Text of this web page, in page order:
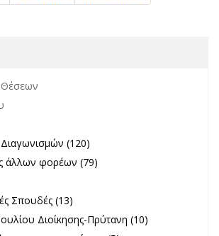
Θέσεων filter
Θέσεων
Τύπου filter
Διαγωνισμών filter
(120)
άλλων φορέων filter
άλλων φορέων (79)
Σπουδές filter
Σπουδές (13)
Διοίκησης-Πρύτανη filter
Διοίκησης-Πρύτανη (10)